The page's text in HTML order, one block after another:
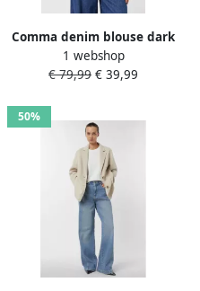
Comma denim blouse dark
blue denim
1 webshop
€ 79,99 € 39,99
50%